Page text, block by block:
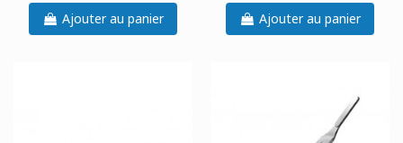
Ajouter au panier Ajouter au panier